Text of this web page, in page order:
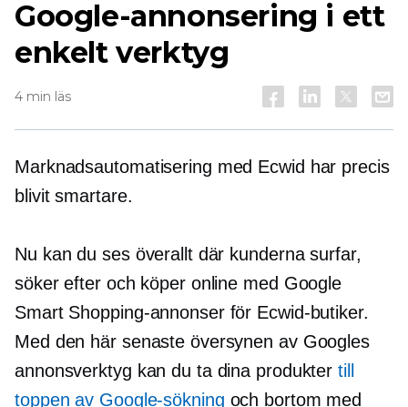
Google-annonsering i ett
enkelt verktyg
4 min läs
Marknadsautomatisering med Ecwid har precis
blivit smartare.
Nu kan du ses överallt där kunderna surfar,
söker efter och köper online med Google
Smart Shopping-annonser för Ecwid-butiker.
Med den här senaste översynen av Googles
annonsverktyg kan du ta dina produktertill
toppen av Google-sökning och bortom med